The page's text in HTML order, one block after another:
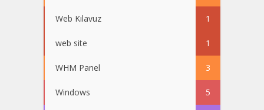
Web Kılavuz 1
web site 1
WHM Panel 3
Windows 5